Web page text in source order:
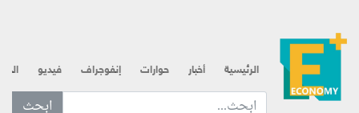
الرئيسية أخبار حوارات إنفوجراف فيديو
ابحث عن... :